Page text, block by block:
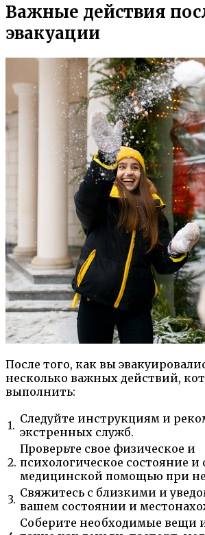
Важные действия
эвакуации
После того, как вы
несколько важных действий,
выполнить:
1. Следуйте инструкциям и
экстренных служб.
2.
Проверьте свое физическое и
психологическое состояние и
медицинской помощью при
3. Свяжитесь с близкими и
вашем состоянии и
Соберите необходимые вещи